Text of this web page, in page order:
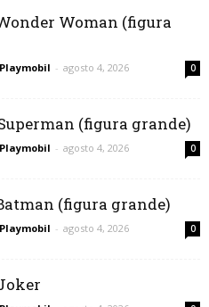
Woman (figura
- agosto 4, 2026 0
(figura grande)
- agosto 4, 2026 0
(figura grande)
- agosto 4, 2026 0